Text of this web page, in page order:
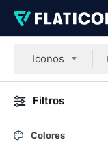
Iconos
Filtros
Colores